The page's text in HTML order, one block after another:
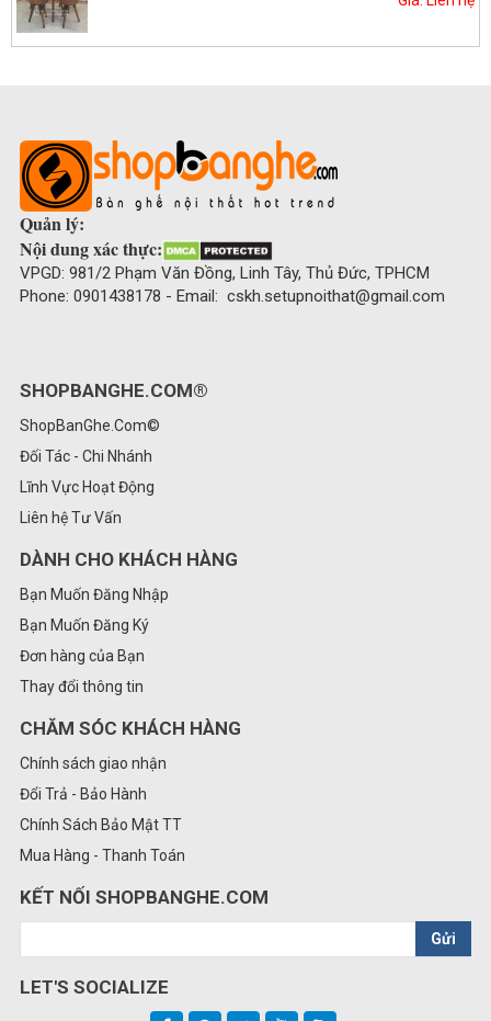
Quản lý:
Nội dung xác thực:
VPGD: 981/2 Phạm Văn Đồng, Linh Tây, Thủ Đức, TPHCM
Phone: 0901438178 - Email: cskh.setupnoithat@gmail.com
SHOPBANGHE.COM®
ShopBanGhe.Com©
Đối Tác - Chi Nhánh
Lĩnh Vực Hoạt Động
Liên hệ Tư Vấn
DÀNH CHO KHÁCH HÀNG
Bạn Muốn Đăng Nhập
Bạn Muốn Đăng Ký
Đơn hàng của Bạn
Thay đổi thông tin
CHĂM SÓC KHÁCH HÀNG
Chính sách giao nhận
Đổi Trả - Bảo Hành
Chính Sách Bảo Mật TT
Mua Hàng - Thanh Toán
KẾT NỐI SHOPBANGHE.COM
Gửi
LET'S SOCIALIZE